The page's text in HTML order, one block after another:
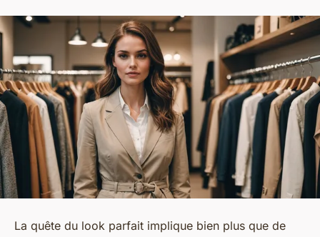
La quête du look parfait implique bien plus que de